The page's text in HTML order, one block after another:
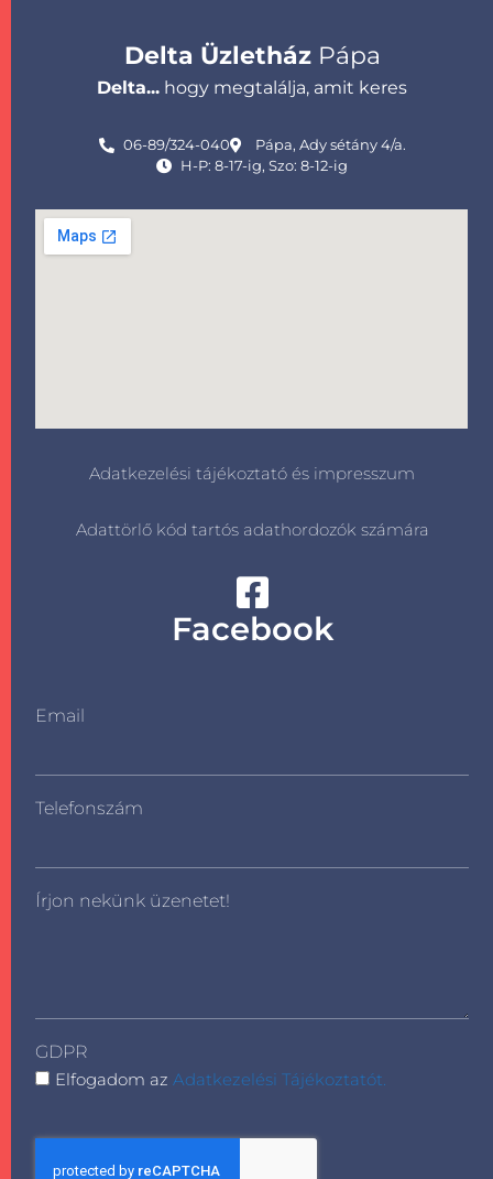
Delta ÜzletházPápa
Delta... hogy megtalálja, amit keres
06-89/324-040
Pápa, Ady sétány 4/a.
H-P: 8-17-ig, Szo: 8-12-ig
Adatkezelési tájékoztató és impresszum
Adattörlő kód tartós adathordozók számára
Facebook
Email
Telefonszám
Írjon nekünk üzenetet!
GDPR
Elfogadom azAdatkezelési Tájékoztatót.